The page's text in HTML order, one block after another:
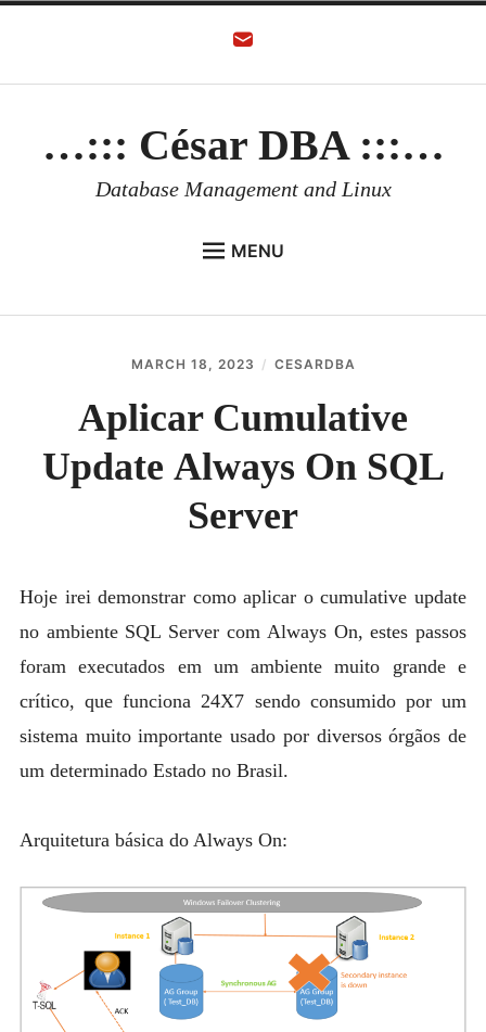
…::: César DBA :::…
Database Management and Linux
MENU
ORACLE DATABASE
LINUX
ORACLE OCI
child
OTHER
PORTUGUESE
MARCH 18, 2023 CESARDBA
Aplicar Cumulative
Update Always On SQL
Server
Hoje irei demonstrar como aplicar o cumulative update
no ambiente SQL Server com Always On, estes passos
foram executados em um ambiente muito grande e
crítico, que funciona 24X7 sendo consumido por um
sistema muito importante usado por diversos órgãos de
um determinado Estado no Brasil.
Arquitetura básica do Always On: